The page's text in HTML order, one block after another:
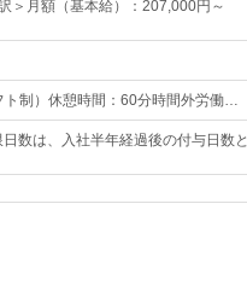
＞月額（基本給）：207,000円～
ト制）休憩時間：60分時間外労働…
数は、入社半年経過後の付与日数と